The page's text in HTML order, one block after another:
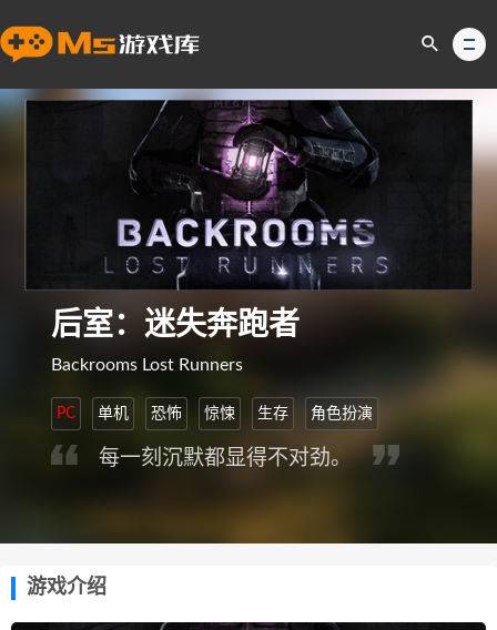
后室：迷失奔跑者
Backrooms Lost Runners
PC 单机 恐怖 惊悚 生存 角色扮演
每一刻沉默都显得不对劲。
游戏介绍